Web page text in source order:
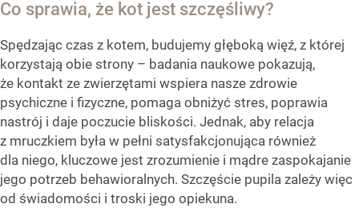
Co sprawia, że kot jest szczęśliwy?
Spędzając czas z kotem, budujemy głęboką więź, z której
korzystają obie strony – badania naukowe pokazują,
że kontakt ze zwierzętami wspiera nasze zdrowie
psychiczne i fizyczne, pomaga obniżyć stres, poprawia
nastrój i daje poczucie bliskości. Jednak, aby relacja
z mruczkiem była w pełni satysfakcjonująca również
dla niego, kluczowe jest zrozumienie i mądre zaspokajanie
jego potrzeb behawioralnych. Szczęście pupila zależy więc
od świadomości i troski jego opiekuna.